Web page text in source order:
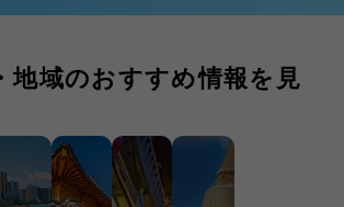
地域のおすすめ情報を見